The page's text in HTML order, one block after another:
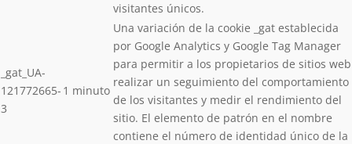
visitantes únicos.
_gat_UA-
121772665-
3
1 minuto
Una variación de la cookie _gat establecida
por Google Analytics y Google Tag Manager
para permitir a los propietarios de sitios web
realizar un seguimiento del comportamiento
de los visitantes y medir el rendimiento del
sitio. El elemento de patrón en el nombre
contiene el número de identidad único de la